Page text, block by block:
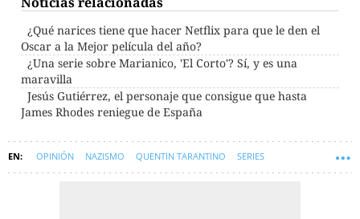
¿Qué narices tiene que hacer Netflix para que le den el
Oscar a la Mejor película del año?
¿Una serie sobre Marianico, 'El Corto'? Sí, y es una
maravilla
Jesús Gutiérrez, el personaje que consigue que hasta
James Rhodes reniegue de España
OPINIÓN NAZISMO QUENTIN TARANTINO SERIES